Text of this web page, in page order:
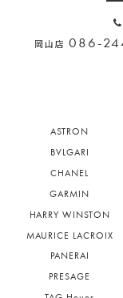
岡山店086-
ASTRON
BVLGARI
CHANEL
GARMIN
HARRY WINSTON
MAURICE LACROIX
PANERAI
PRESAGE